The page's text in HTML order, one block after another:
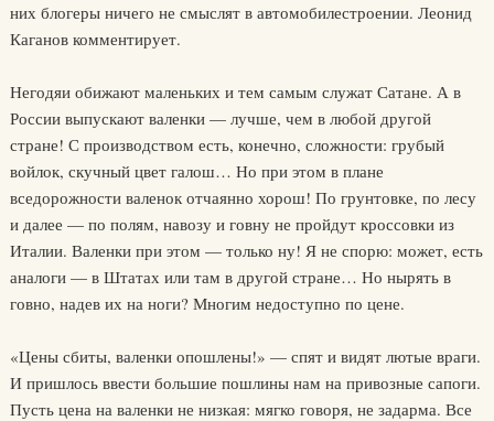
них блогеры ничего не смыслят в автомобилестроении. Леонид
Каганов комментирует.
Негодяи обижают маленьких и тем самым служат Сатане. А в
России выпускают валенки — лучше, чем в любой другой
стране! С производством есть, конечно, сложности: грубый
войлок, скучный цвет галош… Но при этом в плане
вседорожности валенок отчаянно хорош! По грунтовке, по лесу
и далее — по полям, навозу и говну не пройдут кроссовки из
Италии. Валенки при этом — только ну! Я не спорю: может, есть
аналоги — в Штатах или там в другой стране… Но нырять в
говно, надев их на ноги? Многим недоступно по цене.
«Цены сбиты, валенки опошлены!» — спят и видят лютые враги.
И пришлось ввести большие пошлины нам на привозные сапоги.
Пусть цена на валенки не низкая: мягко говоря, не задарма. Все